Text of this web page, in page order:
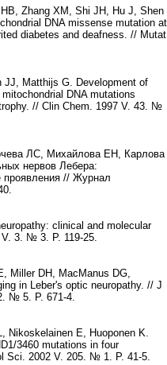
Zhang XM, Shi JH, Hu J, Shen
DNA missense mutation at
diabetes and deafness. // Mutat
JJ, Matthijs G. Development of
DNA mutations
// Clin Chem. 1997 V. 43. №
ЛС, Михайлова ЕН, Карлова
нервов Лебера:
проявления // Журнал
clinical and molecular
3. № 3. P. 119-25.
Miller DH, MacManus DG,
in Leber's optic neuropathy. // J
№ 5. P. 671-4.
Nikoskelainen E, Huoponen K.
3460 mutations in four
Sci. 2002 V. 205. № 1. P. 41-5.